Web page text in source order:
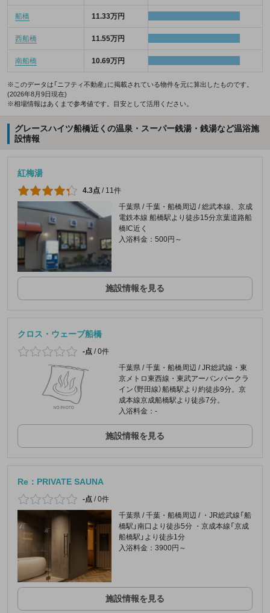
船橋 11.33万円
西船橋 11.55万円
南船橋 10.69万円
※このデータは「ニフティ不動産」に掲載されている物件を元に算出したものです。
(2026年8月9日現在)
※相場情報はあくまで参考値です。目安として活用ください。
グレースハイツ船橋近くの温泉・スーパー銭湯・銭湯など温浴施
設情報
紅梅湯
4.3点 / 11件
千葉県 / 千葉・船橋周辺 / 総武本線、京成
電鉄本線 船橋駅より徒歩15分京葉道路船
橋IC近く
入浴料金：500円～
施設情報を見る
クロス・ウェーブ船橋
-点 /0件
千葉県 / 千葉・船橋周辺 / JR総武線・東
京メトロ東西線・東武アーバンパークラ
イン（野田線）船橋駅より約徒歩9分。京
成本線京成船橋駅より徒歩7分。
入浴料金：-
施設情報を見る
Re：PRIVATE SAUNA
-点 /0件
千葉県 / 千葉・船橋周辺 / ・JR総武線「船
橋駅」南口より徒歩5分 ・京成本線「京成
船橋駅」より徒歩1分
入浴料金：3900円～
施設情報を見る